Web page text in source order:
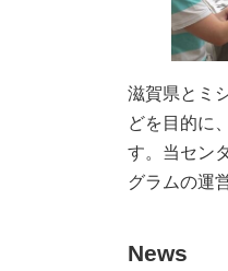
滋賀県とミ
どを目的に
す。当セン
グラムの運
News